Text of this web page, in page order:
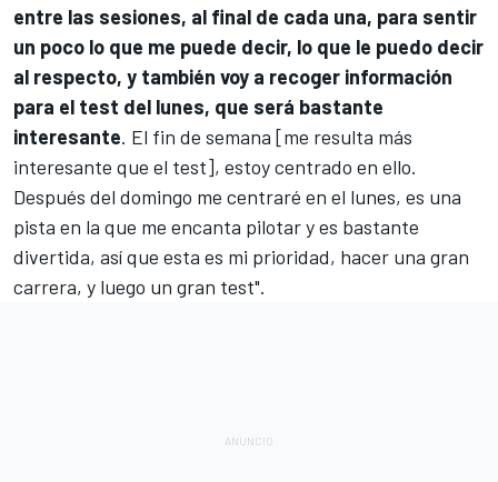
entre las sesiones, al final de cada una, para sentir
un poco lo que me puede decir, lo que le puedo decir
al respecto, y también voy a recoger información
para el test del lunes, que será bastante
interesante. El fin de semana [me resulta más
interesante que el test], estoy centrado en ello.
Después del domingo me centraré en el lunes, es una
pista en la que me encanta pilotar y es bastante
divertida, así que esta es mi prioridad, hacer una gran
carrera, y luego un gran test".